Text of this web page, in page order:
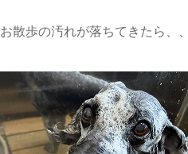
お散歩の汚れが落ちてきたら、